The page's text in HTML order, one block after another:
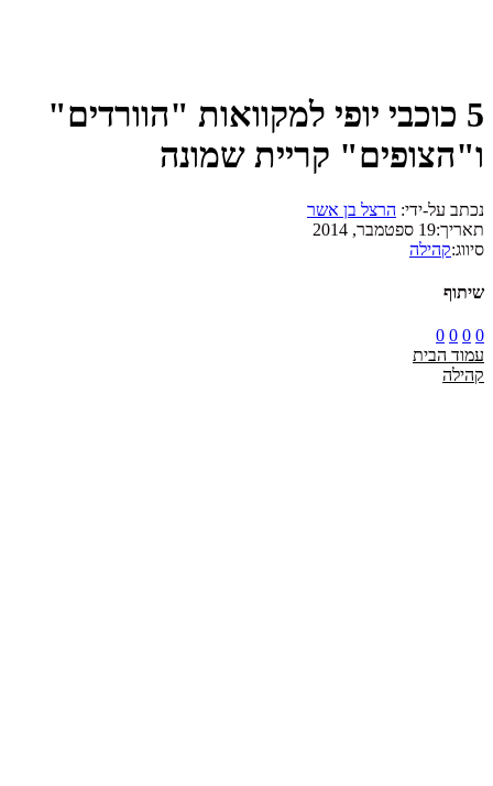
5 כוכבי יופי למקוואות "הוורדים"
ו"הצופים" קריית שמונה
נכתב על-ידי: הרצל בן אשר
תאריך:19 ספטמבר, 2014
סיווג:קהילה
שיתוף
0
0
0
0
עמוד הבית
קהילה